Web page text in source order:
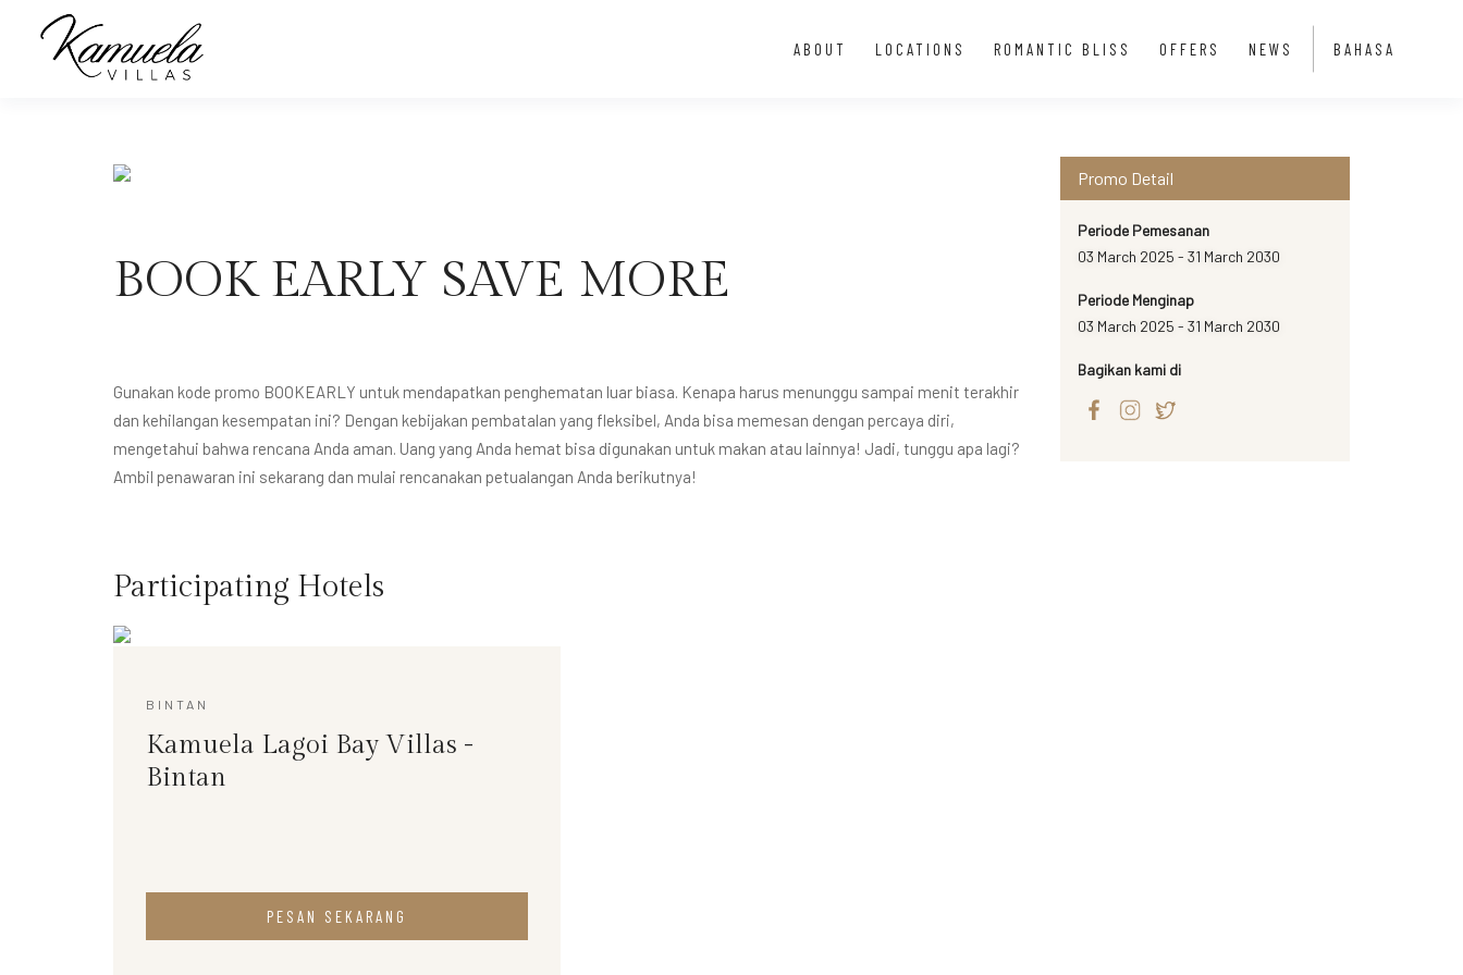
ABOUT LOCATIONS ROMANTIC BLISS OFFERS NEWS BAHASA
BOOK EARLY SAVE MORE
Gunakan kode promo BOOKEARLY untuk mendapatkan penghematan luar biasa. Kenapa harus menunggu sampai menit terakhir
dan kehilangan kesempatan ini? Dengan kebijakan pembatalan yang fleksibel, Anda bisa memesan dengan percaya diri,
mengetahui bahwa rencana Anda aman. Uang yang Anda hemat bisa digunakan untuk makan atau lainnya! Jadi, tunggu apa lagi?
Ambil penawaran ini sekarang dan mulai rencanakan petualangan Anda berikutnya!
Participating Hotels
BINTAN
Kamuela Lagoi Bay Villas -
Bintan
PESAN SEKARANG
Promo Detail
Periode Pemesanan
03 March 2025 - 31 March 2030
Periode Menginap
03 March 2025 - 31 March 2030
Bagikan kami di